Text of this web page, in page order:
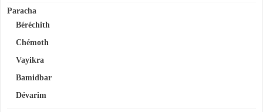
Paracha
Béréchith
Chémoth
Vayikra
Bamidbar
Dévarim